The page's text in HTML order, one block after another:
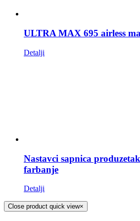
ULTRA MAX 695 airless
Detalji
Nastavci sapnica
farbanje
Detalji
Close product quick view×